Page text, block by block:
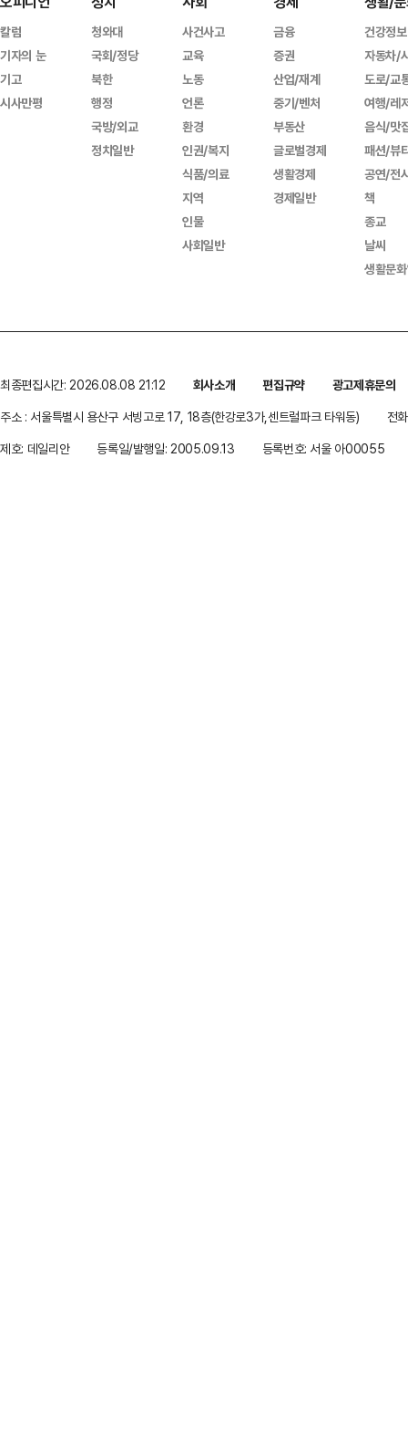
칼럼
기자의 눈
기고
시사만평
청와대
국회/정당
북한
행정
국방/외교
정치일반
사건사고
교육
노동
언론
환경
인권/복지
식품/의료
지역
인물
사회일반
금융
증권
산업/재계
중기/벤처
부동산
글로벌경제
생활경제
경제일반
건강정보
자동차/
도로/교
여행/레
음식/맛
패션/뷰
공연/전
책
종교
날씨
생활문
최종편집시간: 2026.08.08 21:12 회사소개 편집규약
광고제휴문의
주소 : 서울특별시 용산구 서빙고로 17, 18층(한강로3가,센트럴파크 타워동)
전
제호: 데일리안
등록일/발행일: 2005.09.13 등록번호: 서울 아00055